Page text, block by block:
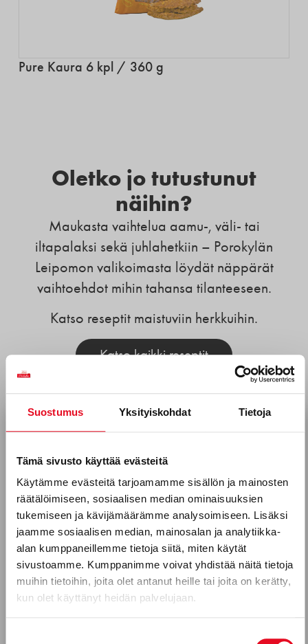
Suostumus Yksityiskohdat Tietoja
Tämä sivusto käyttää evästeitä
Käytämme evästeitä tarjoamamme sisällön ja mainosten
räätälöimiseen, sosiaalisen median ominaisuuksien
tukemiseen ja kävijämäärämme analysoimiseen. Lisäksi
jaamme sosiaalisen median, mainosalan ja analytiikka-
alan kumppaneillemme tietoja siitä, miten käytät
sivustoamme. Kumppanimme voivat yhdistää näitä tietoja
muihin tietoihin, joita olet antanut heille tai joita on kerätty,
kun olet käyttänyt heidän palvelujaan.
Pure Kaura 6 kpl / 360 g
Oletko jo tutustunut
näihin?
Maukasta vaihtelua aamu-, väli- tai
iltapalaksi sekä juhlahetkiin – Porokylän
Leipomon valikoimasta löydät näppärät
vaihtoehdot mihin tahansa tilanteeseen.
Katso reseptit maistuviin herkkuihin.
Katso kaikki reseptit
SAARISTOLAISLEIPÄ JA RAIKAS
KANANMUNATAHNA
Tilaa uutiskirjeemme
Puhelinnumero
Mitkä seuraavista aihealueista
kiinnostavat sinua?